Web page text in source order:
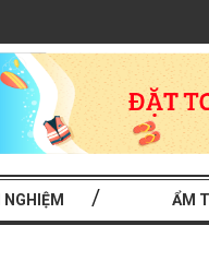
NGHIỆM ẨM